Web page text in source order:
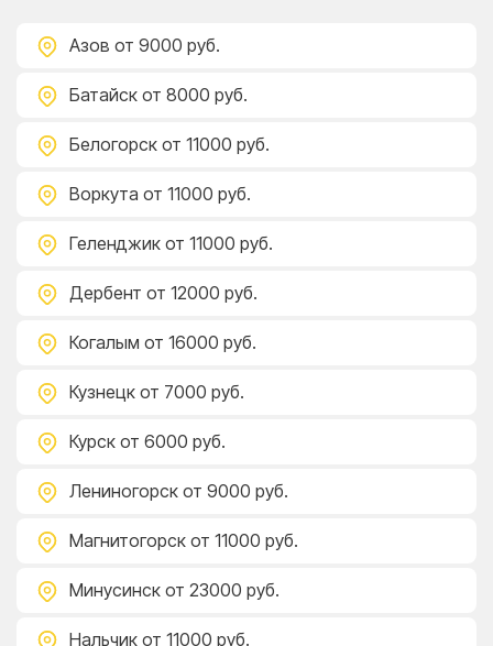
Азов от 9000 руб.
Батайск от 8000 руб.
Белогорск от 11000 руб.
Воркута от 11000 руб.
Геленджик от 11000 руб.
Дербент от 12000 руб.
Когалым от 16000 руб.
Кузнецк от 7000 руб.
Курск от 6000 руб.
Лениногорск от 9000 руб.
Магнитогорск от 11000 руб.
Минусинск от 23000 руб.
Нальчик от 11000 руб.